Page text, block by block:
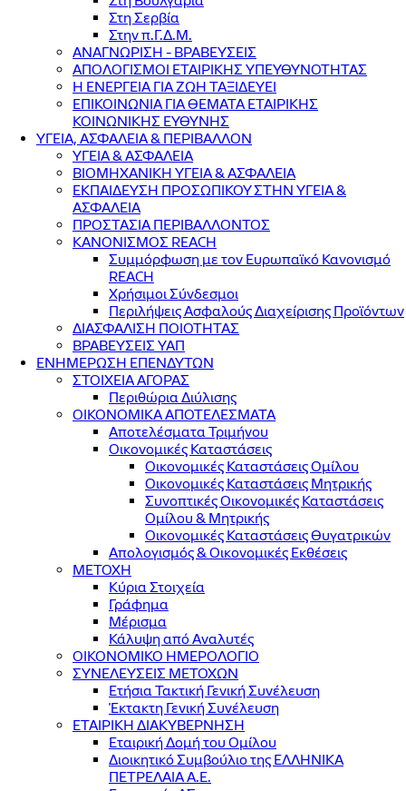
Στη Σερβία
Στην π.Γ.Δ.Μ.
ΑΝΑΓΝΩΡΙΣΗ - ΒΡΑΒΕΥΣΕΙΣ
ΑΠΟΛΟΓΙΣΜΟΙ ΕΤΑΙΡΙΚΗΣ ΥΠΕΥΘΥΝΟΤΗΤΑΣ
Η ΕΝΕΡΓΕΙΑ ΓΙΑ ΖΩΗ ΤΑΞΙΔΕΥΕΙ
ΕΠΙΚΟΙΝΩΝΙΑ ΓΙΑ ΘΕΜΑΤΑ ΕΤΑΙΡΙΚΗΣ
ΚΟΙΝΩΝΙΚΗΣ ΕΥΘΥΝΗΣ
ΥΓΕΙΑ, ΑΣΦΑΛΕΙΑ & ΠΕΡΙΒΑΛΛΟΝ
ΥΓΕΙΑ & ΑΣΦΑΛΕΙΑ
ΒΙΟΜΗΧΑΝΙΚΗ ΥΓΕΙΑ & ΑΣΦΑΛΕΙΑ
ΕΚΠΑΙΔΕΥΣΗ ΠΡΟΣΩΠΙΚΟΥ ΣΤΗΝ ΥΓΕΙΑ &
ΑΣΦΑΛΕΙΑ
ΠΡΟΣΤΑΣΙΑ ΠΕΡΙΒΑΛΛΟΝΤΟΣ
ΚΑΝΟΝΙΣΜΟΣ REACH
Συμμόρφωση με τον Ευρωπαϊκό Κανονισμό
REACH
Χρήσιμοι Σύνδεσμοι
Περιλήψεις Ασφαλούς Διαχείρισης Προϊόντων
ΔΙΑΣΦΑΛΙΣΗ ΠΟΙΟΤΗΤΑΣ
ΒΡΑΒΕΥΣΕΙΣ ΥΑΠ
ΕΝΗΜΕΡΩΣΗ ΕΠΕΝΔΥΤΩΝ
ΣΤΟΙΧΕΙΑ ΑΓΟΡΑΣ
Περιθώρια Διύλισης
ΟΙΚΟΝΟΜΙΚΑ ΑΠΟΤΕΛΕΣΜΑΤΑ
Αποτελέσματα Τριμήνου
Οικονομικές Καταστάσεις
Οικονομικές Καταστάσεις Ομίλου
Οικονομικές Καταστάσεις Μητρικής
Συνοπτικές Οικονομικές Καταστάσεις
Ομίλου & Μητρικής
Οικονομικές Καταστάσεις Θυγατρικών
Απολογισμός & Οικονομικές Εκθέσεις
ΜΕΤΟΧΗ
Κύρια Στοιχεία
Γράφημα
Μέρισμα
Κάλυψη από Αναλυτές
ΟΙΚΟΝΟΜΙΚΟ ΗΜΕΡΟΛΟΓΙΟ
ΣΥΝΕΛΕΥΣΕΙΣ ΜΕΤΟΧΩΝ
Ετήσια Τακτική Γενική Συνέλευση
Έκτακτη Γενική Συνέλευση
ΕΤΑΙΡΙΚΗ ΔΙΑΚΥΒΕΡΝΗΣΗ
Εταιρική Δομή του Ομίλου
Διοικητικό Συμβούλιο της ΕΛΛΗΝΙΚΑ
ΠΕΤΡΕΛΑΙΑ Α.Ε.